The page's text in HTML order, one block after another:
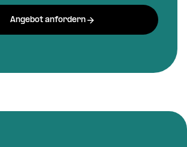
Angebot anfordern